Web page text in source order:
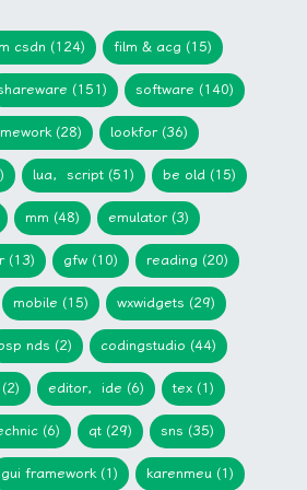
csdn (124) film & acg (15)
(151) software (140)
(28) lookfor (36)
lua，script (51) be old (15)
mm (48) emulator (3)
(13) gfw (10) reading (20)
mobile (15) wxwidgets (29)
nds (2) codingstudio (44)
editor，ide (6) tex (1)
(6) qt (29) sns (35)
gui framework (1) karenmeu (1)